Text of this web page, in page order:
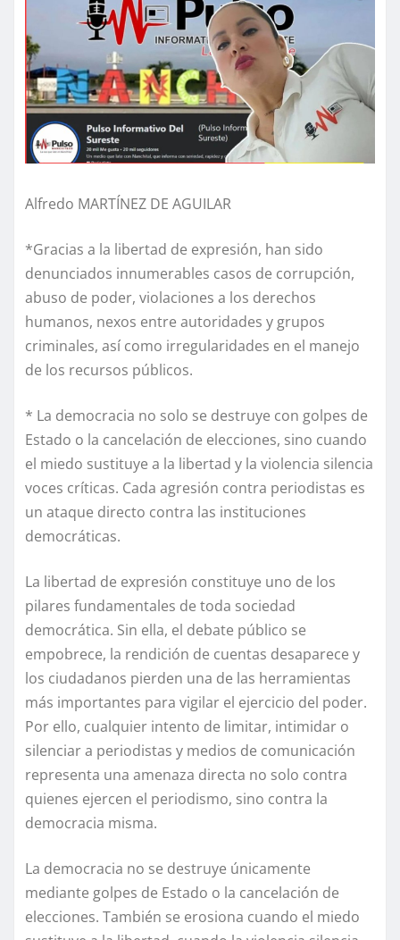
Alfredo MARTÍNEZ DE AGUILAR
*Gracias a la libertad de expresión, han sido
denunciados innumerables casos de corrupción,
abuso de poder, violaciones a los derechos
humanos, nexos entre autoridades y grupos
criminales, así como irregularidades en el manejo
de los recursos públicos.
* La democracia no solo se destruye con golpes de
Estado o la cancelación de elecciones, sino cuando
el miedo sustituye a la libertad y la violencia silencia
voces críticas. Cada agresión contra periodistas es
un ataque directo contra las instituciones
democráticas.
La libertad de expresión constituye uno de los
pilares fundamentales de toda sociedad
democrática. Sin ella, el debate público se
empobrece, la rendición de cuentas desaparece y
los ciudadanos pierden una de las herramientas
más importantes para vigilar el ejercicio del poder.
Por ello, cualquier intento de limitar, intimidar o
silenciar a periodistas y medios de comunicación
representa una amenaza directa no solo contra
quienes ejercen el periodismo, sino contra la
democracia misma.
La democracia no se destruye únicamente
mediante golpes de Estado o la cancelación de
elecciones. También se erosiona cuando el miedo